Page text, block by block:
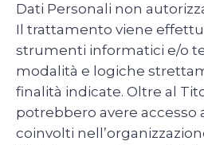
Dati Personali non
Il trattamento viene
strumenti informatici e/o
modalità e logiche
finalità indicate. Oltre al
potrebbero avere accesso
coinvolti